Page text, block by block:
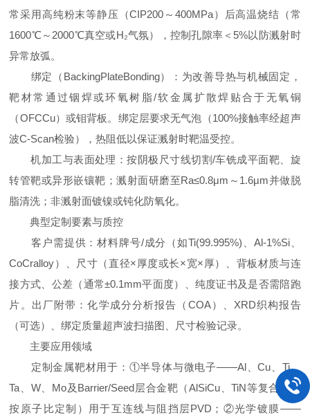
常采用高纯粉末等静压（CIP200～400MPa）后高温烧结（常
1600℃～2000℃真空或H₂气氛），控制孔隙率＜5%以防溅射时
异常放弧。
绑定（BackingPlateBonding）：为改善导热与机械固定，
靶材常通过铟焊或环氧树脂/软金属扩散焊贴合于无氧铜
（OFCCu）或钼背板。绑定层要求无气泡（100%接触率经超声
波C-Scan检验），热阻低以保证溅射时靶温受控。
机加工与表面处理：按阴极尺寸线切割/车铣成平面靶、旋
转管靶或异形嵌镶靶；溅射面研磨至Ra≤0.8μm～1.6μm并做脱
脂清洗；非溅射面镀镍或钝化防氧化。
典型定制要素与质控
客户需提供：材料牌号/成分（如Ti(99.995%)、Al-1%Si、
CoCralloy）、尺寸（直径×厚度或长×宽×厚）、背板材质与连
接方式、公差（通常±0.1mm平面度）、纯度证书及是否需陪跑
片。出厂附带：化学成分分析报告（COA）、XRD织构报告
（可选）、绑定质量超声波扫描图、尺寸检验记录。
主要应用领域
定制金属靶材用于：①半导体与微电子——Al、Cu、Ti、
Ta、W、Mo及Barrier/Seed层合金靶（AlSiCu、TiN等复合靶需
按原子比定制）用于互连线与阻挡层PVD；②光学镀膜——